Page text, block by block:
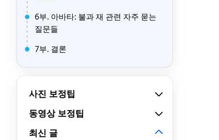
6부. 아바타: 불과 재 관련 자주 묻는
질문들
7부. 결론
사진 보정팁
동영상 보정팁
최신 글